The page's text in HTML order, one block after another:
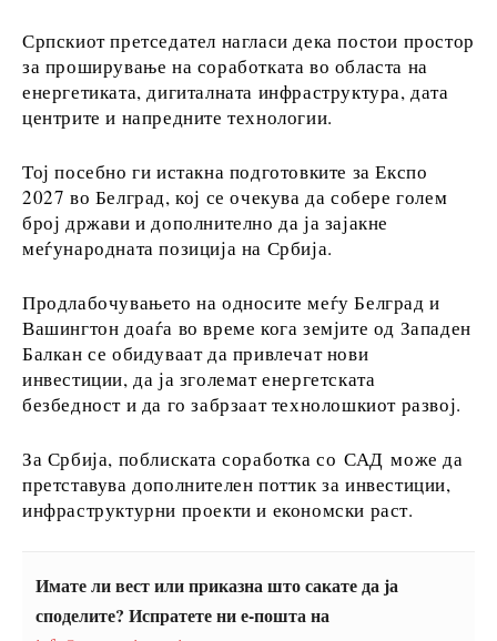
Western
Balkans
2030
За нас Огласување Контакт Претплата
Српскиот претседател нагласи дека постои простор
за проширување на соработката во областа на
енергетиката, дигиталната инфраструктура, дата
центрите и напредните технологии.
Тој посебно ги истакна подготовките за Експо
2027 во Белград, кој се очекува да собере голем
број држави и дополнително да ја зајакне
меѓународната позиција на Србија.
Продлабочувањето на односите меѓу Белград и
Вашингтон доаѓа во време кога земјите од Западен
Балкан се обидуваат да привлечат нови
инвестиции, да ја зголемат енергетската
безбедност и да го забрзаат технолошкиот развој.
За Србија, поблиската соработка со САД може да
претставува дополнителен поттик за инвестиции,
инфраструктурни проекти и економски раст.
Имате ли вест или приказна што сакате да ја
споделите? Испратете ни е-пошта на